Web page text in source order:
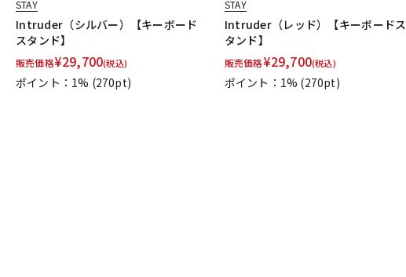
STAY
Intruder（シルバー）【キーボード
スタンド】
販売価格¥29,700(税込)
ポイント：1% (270pt)
STAY
Intruder（レッド）【キーボードス
タンド】
販売価格¥29,700(税込)
ポイント：1% (270pt)